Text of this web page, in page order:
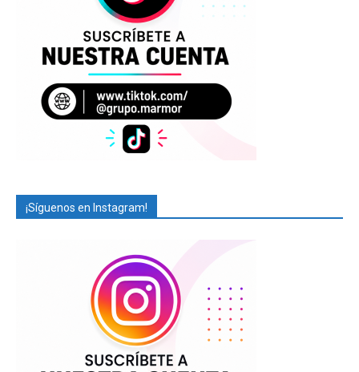
¡Síguenos en Instagram!